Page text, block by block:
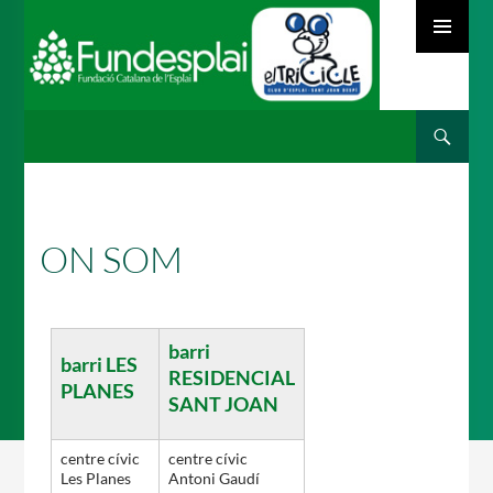
ON SOM
barri LES
PLANES
barri
RESIDENCIAL
SANT JOAN
centre cívic
Les Planes
centre cívic
Antoni Gaudí
MÓN ESCOLAR
ALBERG CENTRE ESPLAI
FORMACIÓ